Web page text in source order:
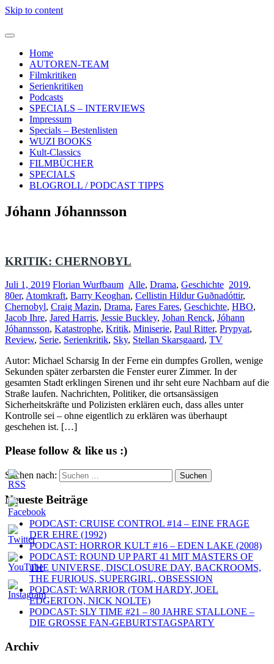
Skip to content
Home
AUTOREN-TEAM
Filmkritiken
Serienkritiken
Podcasts
SPECIALS – INTERVIEWS
Impressum
Specials – Bestenlisten
WUZI BOOKS
Kult-Classics
FILMBÜCHER
SPECIALS
BLOGROLL / PODCAST TIPPS
Jóhann Jóhannsson
KRITIK: CHERNOBYL
Juli 1, 2019 Florian Wurfbaum Alle, Drama, Geschichte 2019,
80er, Atomkraft, Barry Keoghan, Cellistin Hildur Guðnadóttir,
Chernobyl, Craig Mazin, Drama, Fares Fares, Geschichte, HBO,
Jacob Ihre, Jared Harris, Jessie Buckley, Johan Renck, Jóhann
Jóhannsson, Katastrophe, Kritik, Miniserie, Paul Ritter, Prypyat,
Review, Serie, Serienkritik, Sky, Stellan Skarsgaard, TV
Autor: Michael Scharsig In der Ferne ein dumpfes Grollen, wenige
Sekunden später zerbarsten die Fenster eurer Zimmer. In der
gesamten Stadt erklingen Sirenen und ihr seht eure Nachbarn auf die
Straße laufen. Nachrichten, Politiker, die ortsansässigen
Sicherheitskräfte und Polizisten erklären euch, dass alles unter
Kontrolle sei – ohne eigentlich zu erklären was überhaupt
geschehen ist. […]
Please follow & like us :)
Suchen nach:
Neueste Beiträge
PODCAST: CRUISE CONTROL #14 – EINE FRAGE
DER EHRE (1992)
PODCAST: HORROR KULT #16 – EDEN LAKE (2008)
PODCAST: ROUND UP PART 41 MIT MASTERS OF
THE UNIVERSE, DISCLOSURE DAY, BACKROOMS,
THE FURIOUS, SUPERGIRL, OBSESSION
PODCAST: WARRIOR (TOM HARDY, JOEL
EDGERTON, NICK NOLTE)
PODCAST: SLY TIME #21 – 80 JAHRE STALLONE –
DIE GROSSE FAN-GEBURTSTAGSPARTY
Archiv